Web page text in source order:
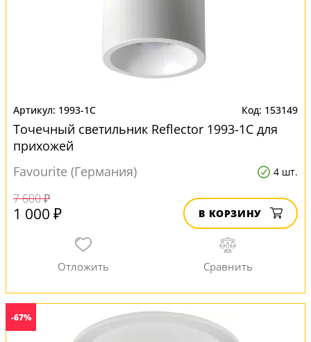
1993-1C 153149
Точечный светильник Reflector 1993-1C для
прихожей
Favourite (Германия)
4 шт.
7 600 ₽
1 000 ₽ В КОРЗИНУ
-67%